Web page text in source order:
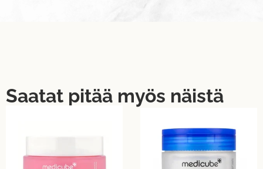
Saatat pitää myös näistä